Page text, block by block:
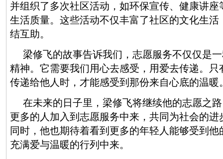
并组织了多次社区活动，如环保宣传、健康讲
生活质量。这些活动不仅丰富了社区的文化生活
结互助。
梁修飞的故事告诉我们，志愿服务不仅仅是
精神。它需要我们用心去感受，用爱去传递。只
传递给他人时，才能感受到那份来自心底的温暖
在未来的日子里，梁修飞将继续他的志愿之
更多的人加入到志愿服务中来，共同为社会的
同时，他也期待着看到更多的年轻人能够受到
充满爱与温暖的行列中来。